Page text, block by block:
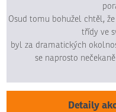
Osud tomu bohužel chtěl,
třídy ve
byl za dramatických
se naprosto
Detaily